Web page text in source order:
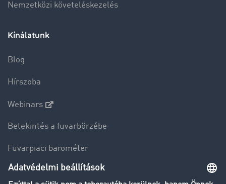
Nemzetközi követeléskezelés
Kínálatunk
Blog
Hírszoba
Webinars
Betekintés a fuvarbörzébe
Fuvarpiaci barométer
Transzportlexikon